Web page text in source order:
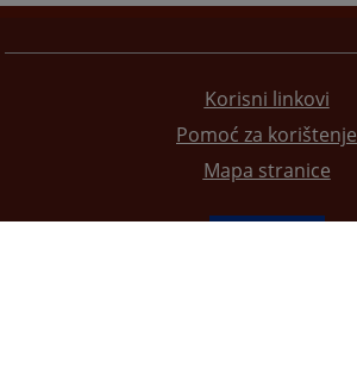
Korisni linkovi
Pomoć za korištenje
Mapa stranice